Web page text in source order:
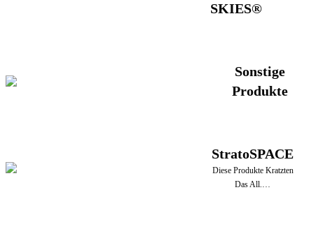
SKIES®
Sonstige
Produkte
StratoSPACE
Diese Produkte Kratzten
Das All.…